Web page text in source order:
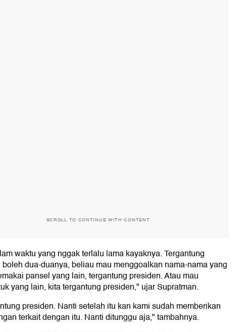
SCROLL TO CONTINUE WITH CONTENT
waktu yang nggak terlalu lama kayaknya. Tergantung
boleh dua-duanya, beliau mau menggoalkan nama-nama yang
pansel yang lain, tergantung presiden. Atau mau
yang lain, kita tergantung presiden," ujar Supratman.
presiden. Nanti setelah itu kan kami sudah memberikan
terkait dengan itu. Nanti ditunggu aja," tambahnya.